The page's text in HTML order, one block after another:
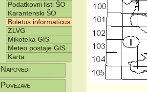
Podatkovni listi ŠO
Karantenski ŠO
Boletus informaticus
ZLVG
Mikoteka GIS
Meteo postaje GIS
Karta
Napovedi
Povezave